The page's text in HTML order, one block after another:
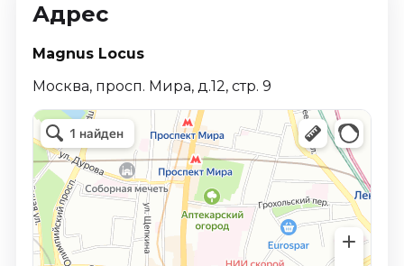
Адрес
Magnus Locus
Москва, просп. Мира, д.12, стр. 9